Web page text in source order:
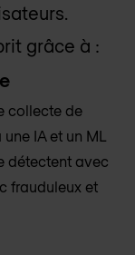
grâce à :
collecte de
IA et un ML
détectent avec
frauduleux et